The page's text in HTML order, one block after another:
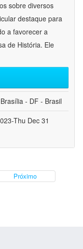
sobre diversos
destaque para
a favorecer a
de História. Ele
- DF - Brasil
Thu Dec 31
Próximo